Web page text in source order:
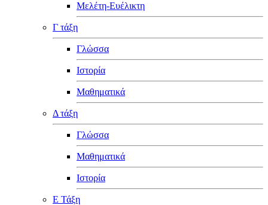
Μελέτη-Ευέλικτη
Γ τάξη
Γλώσσα
Ιστορία
Μαθηματικά
Δ τάξη
Γλώσσα
Μαθηματικά
Ιστορία
Ε Τάξη